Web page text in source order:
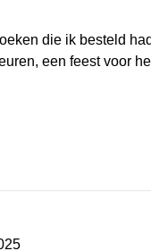
die ik besteld
een feest voor